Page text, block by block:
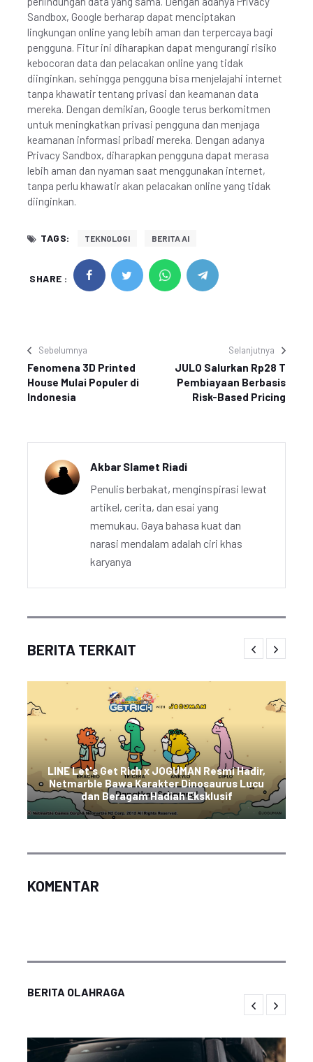
Sandbox, Google berharap dapat menciptakan
lingkungan online yang lebih aman dan terpercaya bagi
pengguna. Fitur ini diharapkan dapat mengurangi risiko
kebocoran data dan pelacakan online yang tidak
diinginkan, sehingga pengguna bisa menjelajahi internet
tanpa khawatir tentang privasi dan keamanan data
mereka. Dengan demikian, Google terus berkomitmen
untuk meningkatkan privasi pengguna dan menjaga
keamanan informasi pribadi mereka. Dengan adanya
Privacy Sandbox, diharapkan pengguna dapat merasa
lebih aman dan nyaman saat menggunakan internet,
tanpa perlu khawatir akan pelacakan online yang tidak
diinginkan.
TAGS: TEKNOLOGI BERITA AI
SHARE :
Sebelumnya
Fenomena 3D Printed
House Mulai Populer di
Indonesia
Selanjutnya
JULO Salurkan Rp28 T
Pembiayaan Berbasis
Risk-Based Pricing
Akbar Slamet Riadi
Penulis berbakat, menginspirasi lewat
artikel, cerita, dan esai yang
memukau. Gaya bahasa kuat dan
narasi mendalam adalah ciri khas
karyanya
BERITA TERKAIT
LINE Let's Get Rich x JOGUMAN Resmi Hadir,
Netmarble Bawa Karakter Dinosaurus Lucu
dan Beragam Hadiah Eksklusif
KOMENTAR
BERITA OLAHRAGA